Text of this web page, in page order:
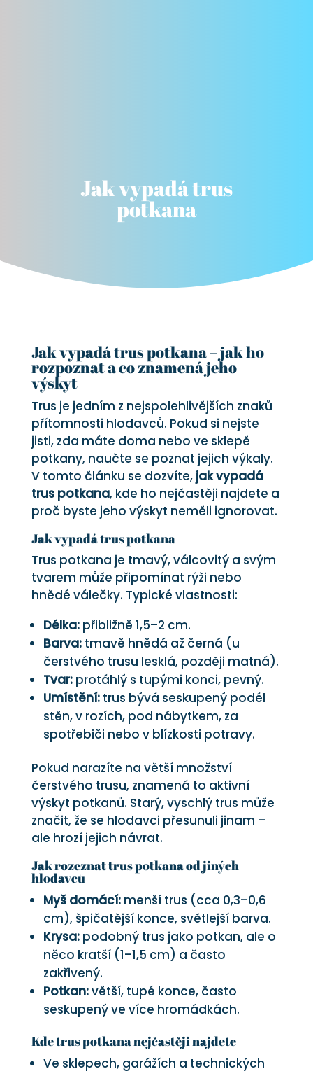
Jak vypadá trus
potkana
Jak vypadá trus potkana – jak ho
rozpoznat a co znamená jeho
výskyt
Trus je jedním z nejspolehlivějších znaků
přítomnosti hlodavců. Pokud si nejste
jisti, zda máte doma nebo ve sklepě
potkany, naučte se poznat jejich výkaly.
V tomto článku se dozvíte, jak vypadá
trus potkana, kde ho nejčastěji najdete a
proč byste jeho výskyt neměli ignorovat.
Jak vypadá trus potkana
Trus potkana je tmavý, válcovitý a svým
tvarem může připomínat rýži nebo
hnědé válečky. Typické vlastnosti:
Délka:přibližně 1,5–2 cm.
Barva:tmavě hnědá až černá (u
čerstvého trusu lesklá, později matná).
Tvar:protáhlý s tupými konci, pevný.
Umístění:trus bývá seskupený podél
stěn, v rozích, pod nábytkem, za
spotřebiči nebo v blízkosti potravy.
Pokud narazíte na větší množství
čerstvého trusu, znamená to aktivní
výskyt potkanů. Starý, vyschlý trus může
značit, že se hlodavci přesunuli jinam –
ale hrozí jejich návrat.
Jak rozeznat trus potkana od jiných
hlodavců
Myš domácí:menší trus (cca 0,3–0,6
cm), špičatější konce, světlejší barva.
Krysa:podobný trus jako potkan, ale o
něco kratší (1–1,5 cm) a často
zakřivený.
Potkan:větší, tupé konce, často
seskupený ve více hromádkách.
Kde trus potkana nejčastěji najdete
Ve sklepech, garážích a technických